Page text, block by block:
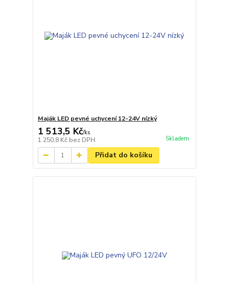
Maják LED pevné uchycení 12-24V nízký
1 513,5 Kč/ks
1 250,8 Kč bez DPH Skladem
Přidat do košíku